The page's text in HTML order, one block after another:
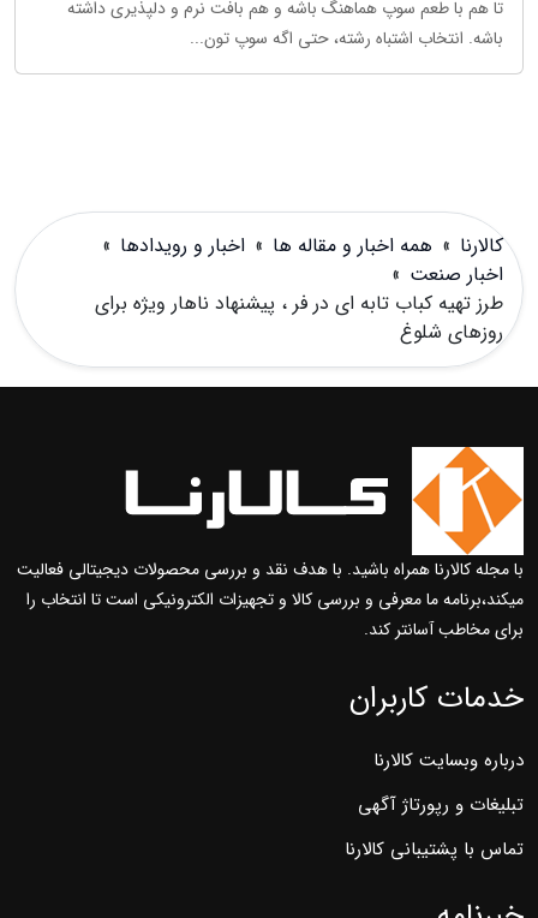
تا هم با طعم سوپ هماهنگ باشه و هم بافت نرم و دلپذیری داشته
باشه. انتخاب اشتباه رشته، حتی اگه سوپ تون...
کالارنا » همه اخبار و مقاله ها » اخبار و رویدادها »
اخبار صنعت »
طرز تهیه کباب تابه ای در فر ، پیشنهاد ناهار ویژه برای
روزهای شلوغ
با مجله کالارنا همراه باشید. با هدف نقد و بررسی محصولات دیجیتالی فعالیت
میکند،برنامه ما معرفی و بررسی کالا و تجهیزات الکترونیکی است تا انتخاب را
برای مخاطب آسانتر کند.
خدمات کاربران
درباره وبسایت کالارنا
تبلیغات و رپورتاژ آگهی
تماس با پشتیبانی کالارنا